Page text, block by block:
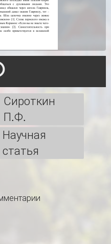
Сироткин
П.Ф.
Научная
статья